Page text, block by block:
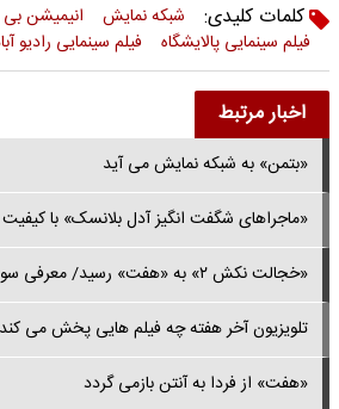
کلمات کلیدی:
شبکه نمایش
انیمیشن
فیلم سینمایی پالایشگاه
فیلم سینمایی رادیو
اخبار مرتبط
«بتمن» به شبکه نمایش می آید
«ماجراهای شگفت انگیز آدل بلانسک» با
«خجالت نکش ۲» به «هفت» رسید/ معرفی سوژه ویژه!
تلویزیون آخر هفته چه فیلم هایی پخش می
«هفت» از فردا به آنتن بازمی گردد